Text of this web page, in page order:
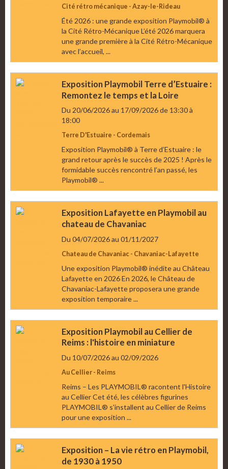
Cité rétro mécanique - Azay-le-Rideau
Été 2026 : une grande exposition Playmobil® à
la Cité Rétro-Mécanique L’été 2026 marquera
une grande première à la Cité Rétro-Mécanique
avec l’accueil, ...
Exposition Playmobil Terre d’Estuaire :
Remontez le temps et la Loire
Du 20/06/2026au 17/09/2026de 13:30à
18:00
Terre D'Estuaire - Cordemais
Exposition Playmobil® à Terre d’Estuaire : le
grand retour après le succès de 2025 ! Après le
formidable succès rencontré l’an passé, les
Playmobil® ...
Exposition Lafayette en Playmobil au
chateau de Chavaniac
Du 04/07/2026au 01/11/2027
Chateau de Chavaniac - Chavaniac-Lafayette
Une exposition Playmobil® inédite au Château
Lafayette en 2026 En 2026, le Château de
Chavaniac-Lafayette proposera une grande
exposition temporaire ...
Exposition Playmobil au Cellier de
Reims : l'histoire en miniature
Du 10/07/2026au 02/09/2026
Au Cellier - Reims
Reims – Les PLAYMOBIL® racontent l'Histoire
au Cellier Cet été, les célèbres figurines
PLAYMOBIL® s'installent au Cellier de Reims
pour une exposition ...
Exposition – La vie rétro en Playmobil,
de 1930 à 1950